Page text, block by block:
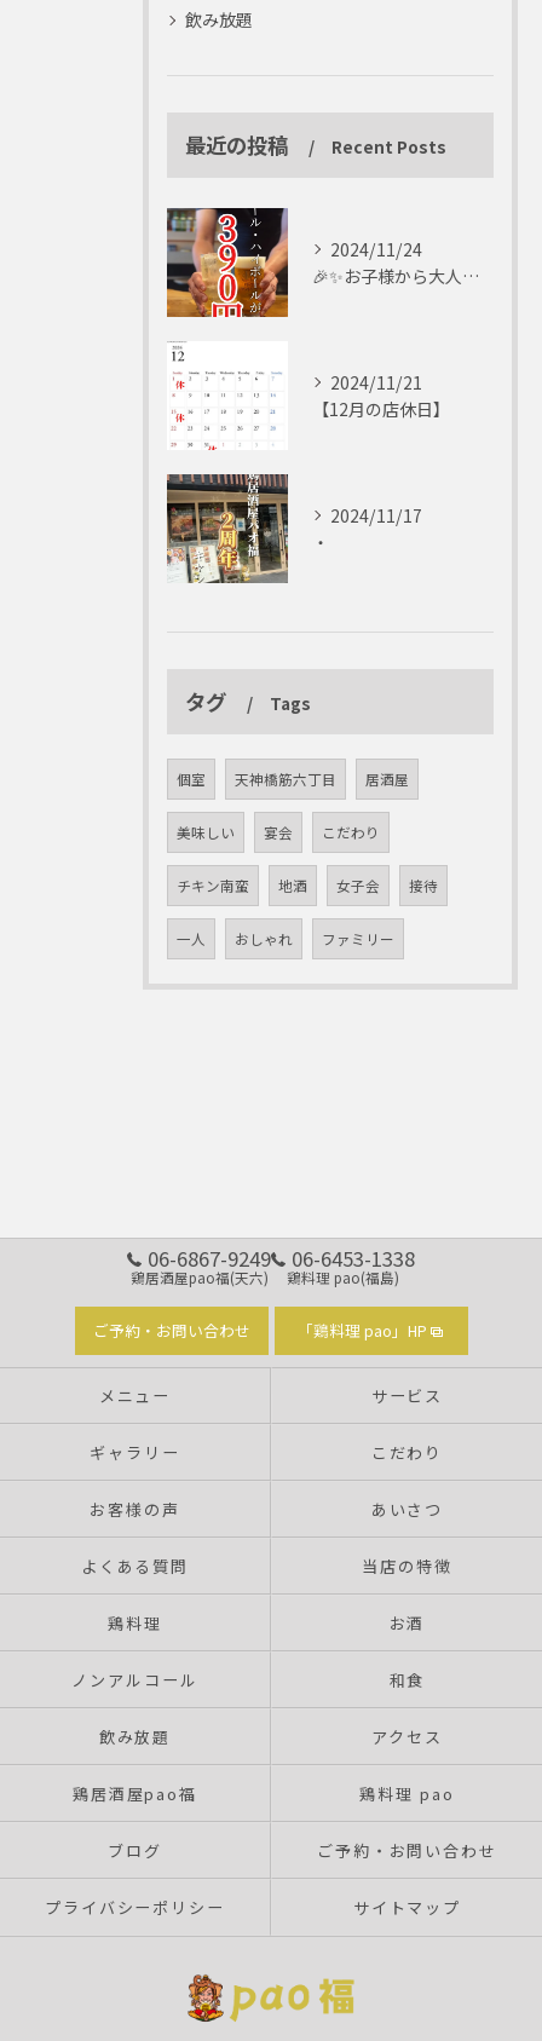
飲み放題
最近の投稿 Recent Posts
2024/11/24
🎉✨お子様から大人まで楽しめる✨🎉
2024/11/21
【12月の店休日】
2024/11/17
・
タグ Tags
個室 天神橋筋六丁目 居酒屋
美味しい 宴会 こだわり
チキン南蛮 地酒 女子会 接待
一人 おしゃれ ファミリー
06-6867-9249
鶏居酒屋pao福(天六)
06-6453-1338
鶏料理 pao(福島)
ご予約・お問い合わせ 「鶏料理 pao」HP
メニュー サービス
ギャラリー こだわり
お客様の声 あいさつ
よくある質問 当店の特徴
鶏料理 お酒
ノンアルコール 和食
飲み放題 アクセス
鶏居酒屋pao福 鶏料理 pao
ブログ ご予約・お問い合わせ
プライバシーポリシー サイトマップ